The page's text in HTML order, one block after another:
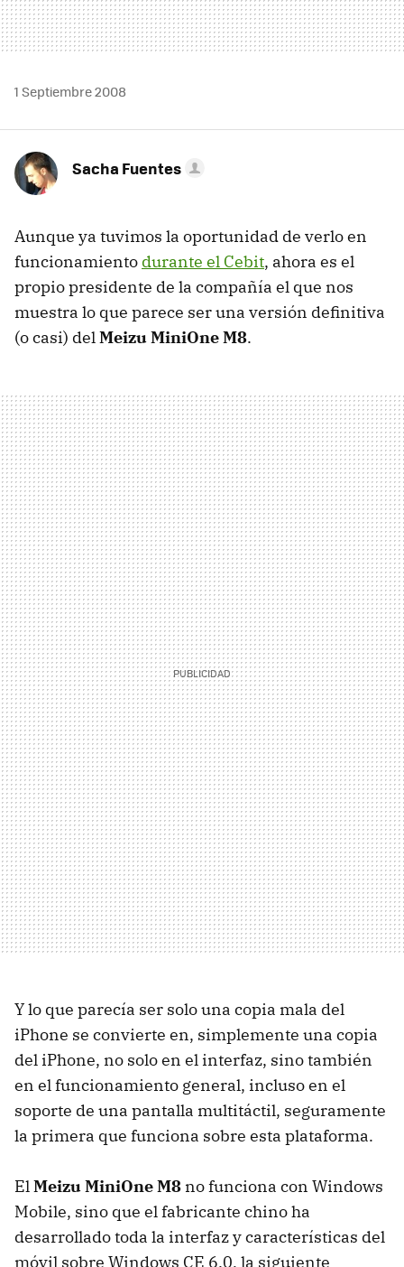
1 Septiembre 2008
Sacha Fuentes
Aunque ya tuvimos la oportunidad de verlo en
funcionamiento durante el Cebit, ahora es el
propio presidente de la compañía el que nos
muestra lo que parece ser una versión definitiva
(o casi) delMeizu MiniOne M8.
Y lo que parecía ser solo una copia mala del
iPhone se convierte en, simplemente una copia
del iPhone, no solo en el interfaz, sino también
en el funcionamiento general, incluso en el
soporte de una pantalla multitáctil, seguramente
la primera que funciona sobre esta plataforma.
ElMeizu MiniOne M8 no funciona con Windows
Mobile, sino que el fabricante chino ha
desarrollado toda la interfaz y características del
móvil sobre Windows CE 6.0, la siguiente